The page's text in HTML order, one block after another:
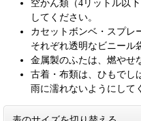
空かん類（4リットル以
してください。
カセットボンベ・スプレ
それぞれ透明なビニール
金属製のふたは、燃やせ
古着・布類は、ひもでし
雨に濡れないようにして